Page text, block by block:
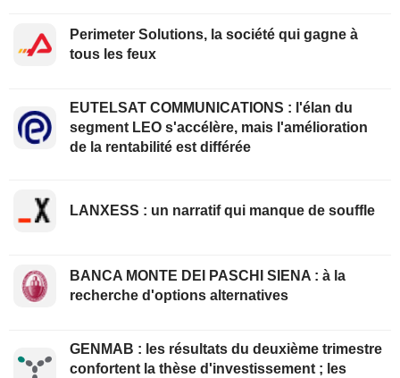
Perimeter Solutions, la société qui gagne à
tous les feux
EUTELSAT COMMUNICATIONS : l'élan du
segment LEO s'accélère, mais l'amélioration
de la rentabilité est différée
LANXESS : un narratif qui manque de souffle
BANCA MONTE DEI PASCHI SIENA : à la
recherche d'options alternatives
GENMAB : les résultats du deuxième trimestre
confortent la thèse d'investissement ; les